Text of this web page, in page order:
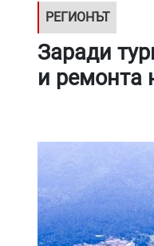
РЕГИОНЪТ
Заради
и ремонта